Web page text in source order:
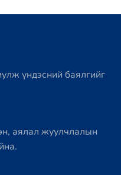
үндэсний баялгийг
аялал жуулчлалын